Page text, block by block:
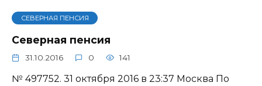
СЕВЕРНАЯ ПЕНСИЯ
Северная пенсия
31.10.2016 0 141
№ 497752. 31 октября 2016 в 23:37 Москва По